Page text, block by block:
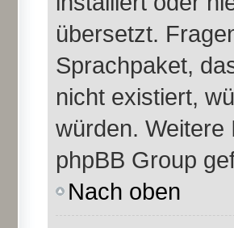
übersetzt.
Sprachpaket,
nicht existiert,
würden. Weitere
phpBB Group
Nach oben